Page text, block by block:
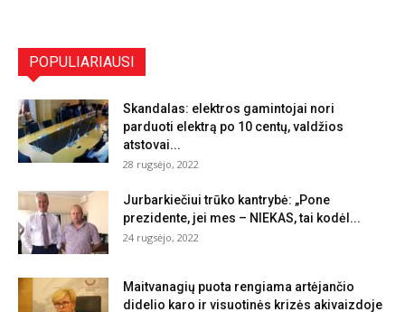
POPULIARIAUSI
Skandalas: elektros gamintojai nori
parduoti elektrą po 10 centų, valdžios
atstovai...
28 rugsėjo, 2022
Jurbarkiečiui trūko kantrybė: „Pone
prezidente, jei mes – NIEKAS, tai kodėl...
24 rugsėjo, 2022
Maitvanagių puota rengiama artėjančio
didelio karo ir visuotinės krizės akivaizdoje